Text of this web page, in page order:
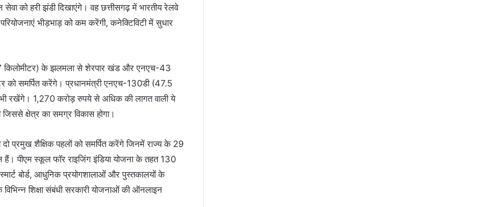
को हरी झंडी दिखाएंगे। वह छत्तीसगढ़ में भारतीय रेलवे
भीड़भाड़ को कम करेंगी, कनेक्टिविटी में सुधार
किलोमीटर) के झलमला से शेरपार खंड और एनएच-43
समर्पित करेंगे। प्रधानमंत्री एनएच-130डी (47.5
रखेंगे। 1,270 करोड़ रुपये से अधिक की लागत वाली ये
क्षेत्र का समग्र विकास होगा।
प्रमुख शैक्षिक पहलों को समर्पित करेंगे जिनमें राज्य के 29
हैं। पीएम स्कूल फॉर राइजिंग इंडिया योजना के तहत 130
बोर्ड, आधुनिक प्रयोगशालाओं और पुस्तकालयों के
शिक्षा संबंधी सरकारी योजनाओं की ऑनलाइन